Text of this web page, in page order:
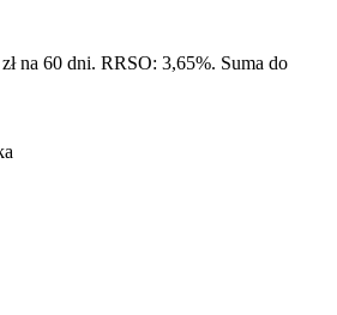
na 60 dni. RRSO: 3,65%. Suma do